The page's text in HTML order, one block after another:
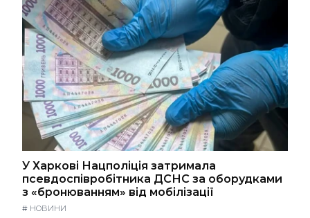
У Харкові Нацполіція затримала
псевдоспівробітника ДСНС за оборудками
з «бронюванням» від мобілізації
# НОВИНИ